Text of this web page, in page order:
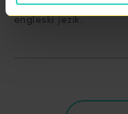
engleski jezik.